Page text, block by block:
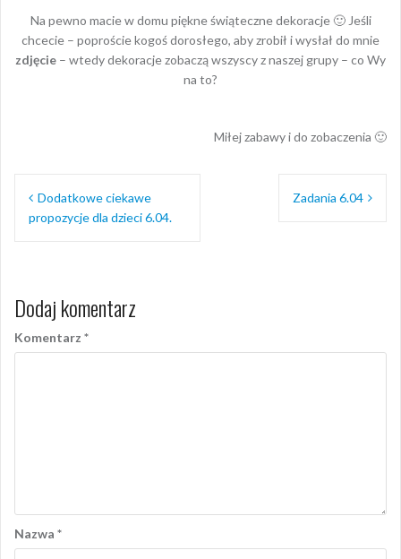
Na pewno macie w domu piękne świąteczne dekoracje 🙂 Jeśli
chcecie – poproście kogoś dorosłego, aby zrobił i wysłał do mnie
zdjęcie – wtedy dekoracje zobaczą wszyscy z naszej grupy – co Wy
na to?
Miłej zabawy i do zobaczenia 🙂
Nawigacja
wpisu
Dodatkowe ciekawe
propozycje dla dzieci 6.04.
Zadania 6.04
Dodaj komentarz
Komentarz *
Nazwa *